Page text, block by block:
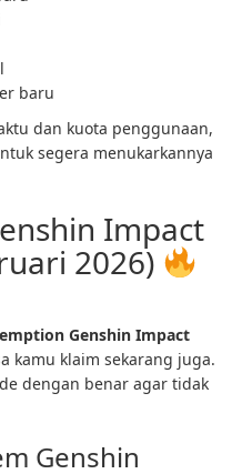
baru
dan kuota penggunaan,
segera menukarkannya
Impact
2026)
Genshin Impact
kamu klaim sekarang juga.
dengan benar agar tidak
Genshin